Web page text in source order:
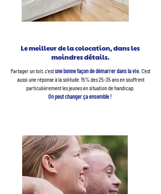
Le meilleur de la colocation, dans les
moindres détails.
Partager un toit, c'estune bonne façon de démarrer dans la vie. C'est
aussi une réponse à la solitude. 15% des 25-35 ansen souffrent
particulièrement les jeunesen situation de handicap.
On peut changer ça ensemble !